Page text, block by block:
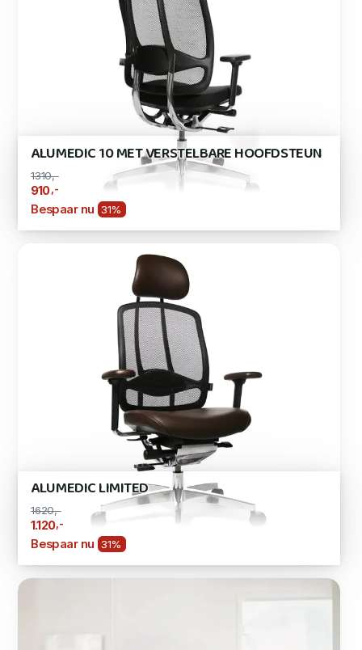
ALUMEDIC 10 MET VERSTELBARE HOOFDSTEUN
1310,-
910,-
Bespaar nu 31%
ALUMEDIC LIMITED
1620,-
1.120,-
Bespaar nu 31%